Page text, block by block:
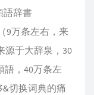
語辞書
9万条左右，来
源于大辞泉，30
語，40万条左
切换词典的痛